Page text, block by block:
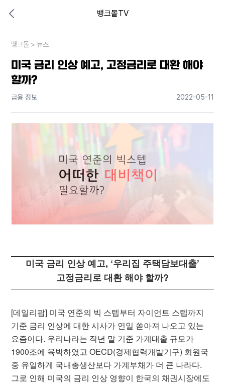
뱅크몰TV
내 상황엔 어떤 방법이 있을까?
뱅크몰 >뉴스
미국 금리 인상 예고, 고정금리로 대환 해야
할까?
금융 정보 2022-05-11
미국 금리 인상 예고, ‘우리집 주택담보대출’
고정금리로 대환 해야 할까?
[데일리팝] 미국 연준의 빅 스텝부터 자이언트 스텝까지
기준 금리 인상에 대한 시사가 연일 쏟아져 나오고 있는
요즘이다. 우리나라는 작년 말 기준 가계대출 규모가
1900조에 육박하였고 OECD(경제협력개발기구) 회원국
중 유일하게 국내총생산보다 가계부채가 더 큰 나라다.
그로 인해 미국의 금리 인상 영향이 한국의 채권시장에도